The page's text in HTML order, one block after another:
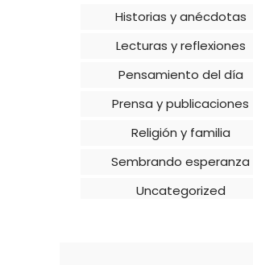
Historias y anécdotas
Lecturas y reflexiones
Pensamiento del día
Prensa y publicaciones
Religión y familia
Sembrando esperanza
Uncategorized